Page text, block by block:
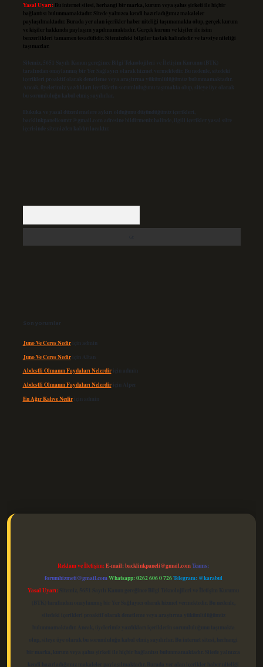
Yasal Uyarı: Bu internet sitesi, herhangi bir marka, kurum veya şahıs şirketi ile hiçbir
bağlantısı bulunmamaktadır. Sitede yalnızca kendi hazırladığımız makaleler
paylaşılmaktadır. Burada yer alan içerikler haber niteliği taşımamakta olup, gerçek kurum
ve kişiler hakkında paylaşım yapılmamaktadır. Gerçek kurum ve kişiler ile isim
benzerlikleri tamamen tesadüfidir. Sitemizdeki bilgiler taslak halindedir ve tavsiye niteliği
taşımazlar.
Sitemiz, 5651 Sayılı Kanun gereğince Bilgi Teknolojileri ve İletişim Kurumu (BTK)
tarafından onaylanmış bir Yer Sağlayıcı olarak hizmet vermektedir. Bu nedenle, sitedeki
içerikleri proaktif olarak denetleme veya araştırma yükümlülüğümüz bulunmamaktadır.
Ancak, üyelerimiz yazdıkları içeriklerin sorumluluğunu taşımakta olup, siteye üye olarak
bu sorumluluğu kabul etmiş sayılırlar.
Hukuka ve yasal düzenlemelere aykırı olduğunu düşündüğünüz içerikleri,
backlinkpanelicomtr@gmail.com adresine bildirmeniz halinde, ilgili içerikler yasal süre
içerisinde sitemizden kaldırılacaktır.
Son yorumlar
Juno Ve Ceres Nediriçin admin
Juno Ve Ceres Nediriçin Altan
Abdestli Olmanın Faydaları Nelerdiriçin admin
Abdestli Olmanın Faydaları Nelerdiriçin Alper
En Ağır Kahve Nediriçin admin
Reklam ve İletişim:E-mail:backlinkpaneli@gmail.comTeams:
forumhizmeti@gmail.comWhatsapp: 0262 606 0 726Telegram: @karabul
Yasal Uyarı: